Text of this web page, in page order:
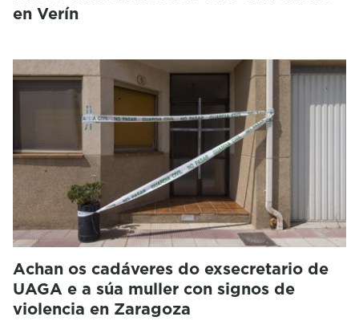
en Verín
Achan os cadáveres do exsecretario de
UAGA e a súa muller con signos de
violencia en Zaragoza